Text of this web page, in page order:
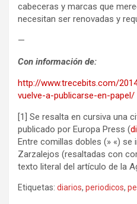
cabeceras y marcas que
necesitan ser renovadas y
—
Con información de:
http://www.trecebits.com/
vuelve-a-publicarse-en-papel/
[1] Se resalta en cursiva una
publicado por Europa Press (
Entre comillas dobles (» «) se
Zarzalejos (resaltadas con
texto literal del artículo de la
Etiquetas: diarios, periodicos,